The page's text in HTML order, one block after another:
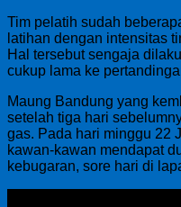
Tim pelatih sudah
latihan dengan intensitas
Hal tersebut sengaja
cukup lama ke
Maung Bandung yang
setelah tiga hari
gas. Pada hari minggu 22
kawan-kawan mendapat
kebugaran, sore hari di